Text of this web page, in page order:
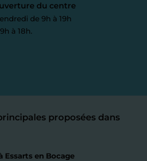
du centre
de 9h à 19h
à 18h.
proposées dans
Essarts en Bocage